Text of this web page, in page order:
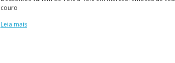
couro
Leia mais